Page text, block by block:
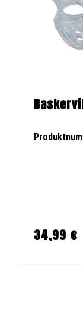
Regulärer
34,99 €